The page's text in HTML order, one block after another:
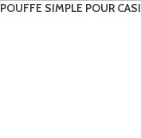
POUFFE SIMPLE POUR